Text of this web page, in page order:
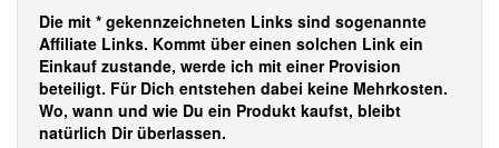
Die mit * gekennzeichneten Links sind sogenannte
Affiliate Links. Kommt über einen solchen Link ein
Einkauf zustande, werde ich mit einer Provision
beteiligt. Für Dich entstehen dabei keine Mehrkosten.
Wo, wann und wie Du ein Produkt kaufst, bleibt
natürlich Dir überlassen.